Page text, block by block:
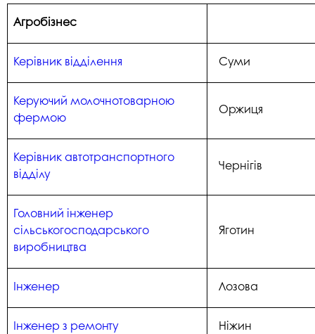
Агробізнес
Керівник відділення Суми
Керуючий молочнотоварною
фермою
Оржиця
Керівник автотранспортного
відділу
Чернігів
Головний інженер
сільськогосподарського
виробництва
Яготин
Інженер Лозова
Інженер з ремонту Ніжин